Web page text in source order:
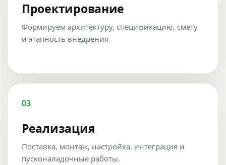
Проектирование
Формируем архитектуру, спецификацию, смету
и этапность внедрения.
03
Реализация
Поставка, монтаж, настройка, интеграция и
пусконаладочные работы.